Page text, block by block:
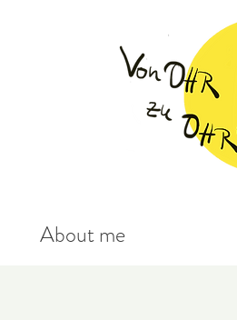
About me